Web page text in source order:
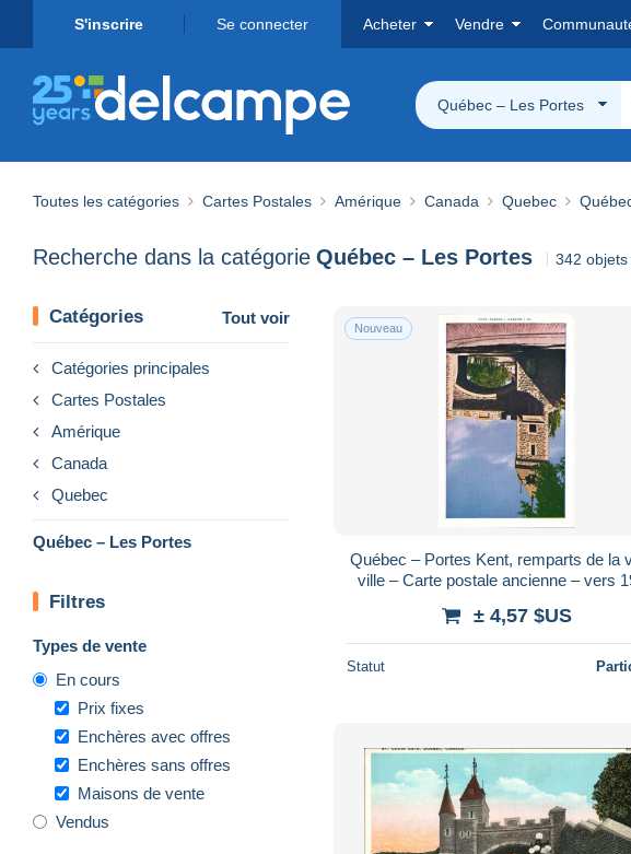
S'inscrire Se connecter Acheter Vendre
Québec – Les Portes
Toutes les catégories Cartes Postales Amérique Canada Quebec
Recherche dans la catégorie Québec – Les Portes 342
Catégories Tout voir
Catégories principales
Cartes Postales
Amérique
Canada
Quebec
Québec – Les Portes
Filtres
Types de vente
En cours
Prix fixes
Enchères avec offres
Enchères sans offres
Maisons de vente
Vendus
Nouveau
Québec – Portes Kent, remparts de la
ville – Carte postale ancienne – vers
± 4,57 $US
Statut